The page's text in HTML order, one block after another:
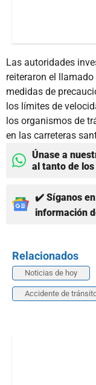
Las autoridades
reiteraron el
medidas de
los límites de
los organismos de
en las carreteras
Únase a
al tanto de
✔️ Síganos en
información
Relacionados
Noticias de hoy
Accidente de